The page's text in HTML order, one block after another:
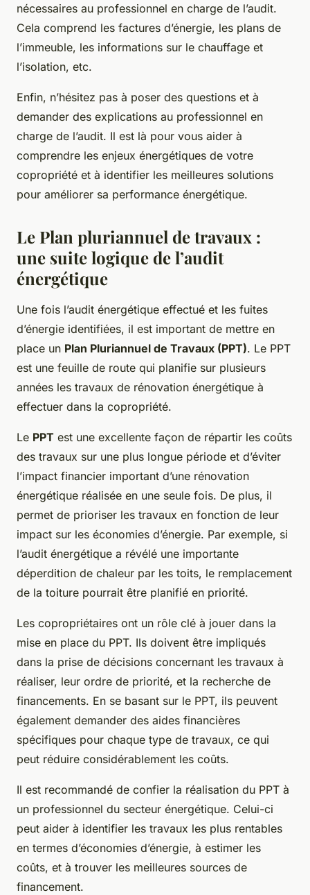
nécessaires au professionnel en charge de l’audit.
Cela comprend les factures d’énergie, les plans de
l’immeuble, les informations sur le chauffage et
l’isolation, etc.
Enfin, n’hésitez pas à poser des questions et à
demander des explications au professionnel en
charge de l’audit. Il est là pour vous aider à
comprendre les enjeux énergétiques de votre
copropriété et à identifier les meilleures solutions
pour améliorer sa performance énergétique.
Le Plan pluriannuel de travaux :
une suite logique de l’audit
énergétique
Une fois l’audit énergétique effectué et les fuites
d’énergie identifiées, il est important de mettre en
place un Plan Pluriannuel de Travaux (PPT). Le PPT
est une feuille de route qui planifie sur plusieurs
années les travaux de rénovation énergétique à
effectuer dans la copropriété.
Le PPT est une excellente façon de répartir les coûts
des travaux sur une plus longue période et d’éviter
l’impact financier important d’une rénovation
énergétique réalisée en une seule fois. De plus, il
permet de prioriser les travaux en fonction de leur
impact sur les économies d’énergie. Par exemple, si
l’audit énergétique a révélé une importante
déperdition de chaleur par les toits, le remplacement
de la toiture pourrait être planifié en priorité.
Les copropriétaires ont un rôle clé à jouer dans la
mise en place du PPT. Ils doivent être impliqués
dans la prise de décisions concernant les travaux à
réaliser, leur ordre de priorité, et la recherche de
financements. En se basant sur le PPT, ils peuvent
également demander des aides financières
spécifiques pour chaque type de travaux, ce qui
peut réduire considérablement les coûts.
Il est recommandé de confier la réalisation du PPT à
un professionnel du secteur énergétique. Celui-ci
peut aider à identifier les travaux les plus rentables
en termes d’économies d’énergie, à estimer les
coûts, et à trouver les meilleures sources de
financement.